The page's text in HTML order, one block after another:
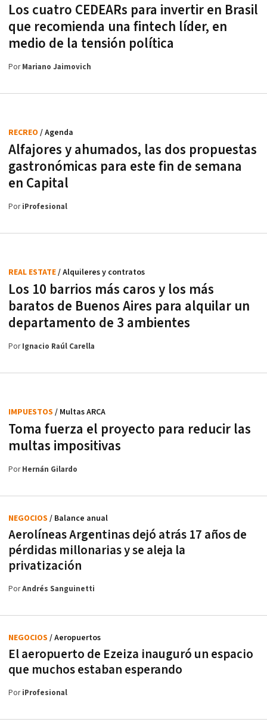
Los cuatro CEDEARs para invertir en Brasil
que recomienda una fintech líder, en
medio de la tensión política
PorMariano Jaimovich
Alfajores y ahumados, las dos propuestas
gastronómicas para este fin de semana
en Capital
RECREO / Agenda
PoriProfesional
Los 10 barrios más caros y los más
baratos de Buenos Aires para alquilar un
departamento de 3 ambientes
REAL ESTATE/ Alquileres y contratos
PorIgnacio Raúl Carella
Toma fuerza el proyecto para reducir las
multas impositivas
IMPUESTOS / Multas ARCA
PorHernán Gilardo
Aerolíneas Argentinas dejó atrás 17 años de
pérdidas millonarias y se aleja la
privatización
NEGOCIOS / Balance anual
PorAndrés Sanguinetti
El aeropuerto de Ezeiza inauguró un espacio
que muchos estaban esperando
NEGOCIOS / Aeropuertos
PoriProfesional